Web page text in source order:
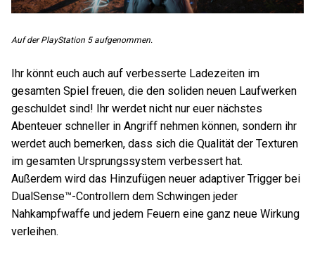
Auf der PlayStation 5 aufgenommen.
Ihr könnt euch auch auf verbesserte Ladezeiten im
gesamten Spiel freuen, die den soliden neuen Laufwerken
geschuldet sind! Ihr werdet nicht nur euer nächstes
Abenteuer schneller in Angriff nehmen können, sondern ihr
werdet auch bemerken, dass sich die Qualität der Texturen
im gesamten Ursprungssystem verbessert hat.
Außerdem wird das Hinzufügen neuer adaptiver Trigger bei
DualSense™-Controllern dem Schwingen jeder
Nahkampfwaffe und jedem Feuern eine ganz neue Wirkung
verleihen.